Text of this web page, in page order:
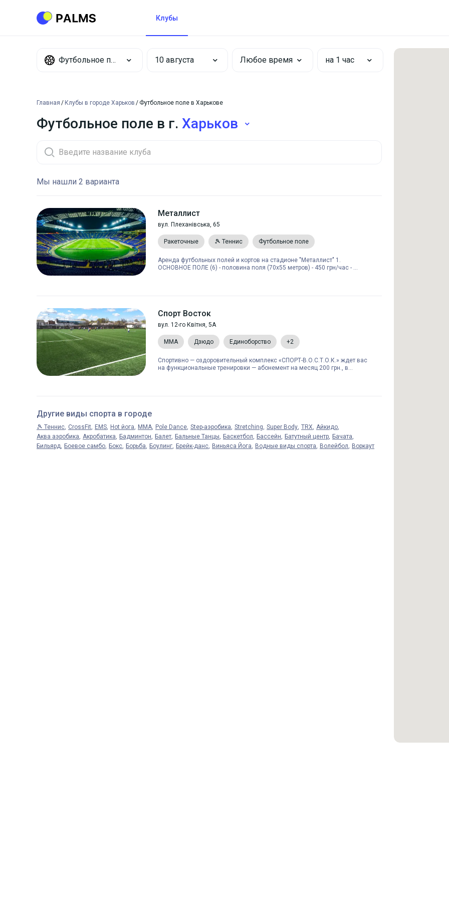
Клубы
Футбольное поле Любое время на 1 час
Главная Клубы в городе Харьков Футбольное поле в Харькове
Футбольное поле в г. Харьков
Мы нашли 2 варианта
Металлист
вул. Плеханівська, 65
Ракеточные 🎾 Теннис Футбольное поле
Аренда футбольных полей и кортов на стадионе "Металлист" 1.
ОСНОВНОЕ ПОЛЕ (6) - половина поля (70х55 метров) - 450 грн/час - ...
Спорт Восток
вул. 12-го Квітня, 5А
MMA Дзюдо Единоборство +2
Спортивно — оздоровительный комплекс «СПОРТ-В.О.С.Т.О.К.» ждет вас
на функциональные тренировки — абонемент на месяц 200 грн., в...
Другие виды спорта в городе
🎾 Теннис CrossFit EMS Hot йога MMA Pole Dance Step-аэробика Stretching Super Body TRX Айкидо
Аква аэробика Акробатика Бадминтон Балет Бальные Танцы Баскетбол Бассейн Батутный центр
Бачата
Бильярд
Боевое самбо Бокс Борьба Боулинг Брейк-данс Виньяса Йога Водные виды спорта Волейбол Воркаут